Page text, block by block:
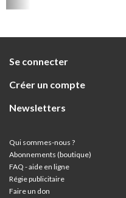
Se connecter
Créer un compte
Newsletters
Qui sommes-nous ?
Abonnements (boutique)
FAQ - aide en ligne
Régie publicitaire
Faire un don